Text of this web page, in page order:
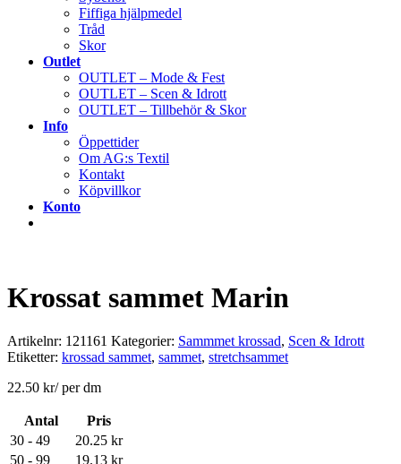
Fiffiga hjälpmedel
Tråd
Skor
Outlet
OUTLET – Mode & Fest
OUTLET – Scen & Idrott
OUTLET – Tillbehör & Skor
Info
Öppettider
Om AG:s Textil
Kontakt
Köpvillkor
Konto
Krossat sammet Marin
Artikelnr: 121161 Kategorier: Sammmet krossad, Scen & Idrott
Etiketter: krossad sammet, sammet, stretchsammet
22.50 kr/ per dm
Antal
Pris
30 - 49
20.25 kr
50 - 99
19.13 kr